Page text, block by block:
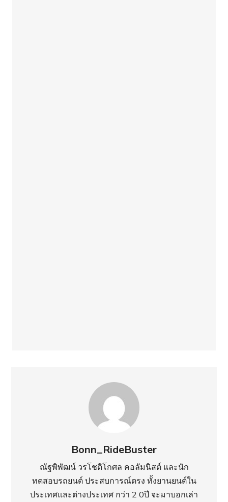
Bonn_RideBuster
ณัฐพิพัฒน์ วรโชติโกศล คอลัมนิสต์ และนัก
ทดสอบรถยนต์ ประสบการณ์ตรง ทั้งยานยนต์ใน
ประเทศ​และต่างประเทศ กว่า 2 0ปี จะมาบอกเล่า